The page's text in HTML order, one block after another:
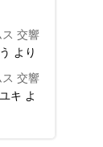
交響
より
交響
キ よ